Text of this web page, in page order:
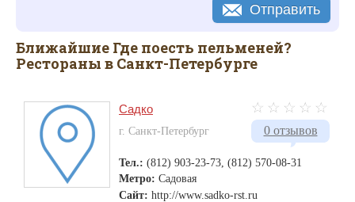
Отправить
Ближайшие Где поесть пельменей?
Рестораны в Санкт-Петербурге
0 отзывов
Садко
г. Санкт-Петербург
Тел.: (812) 903-23-73, (812) 570-08-31
Метро: Садовая
Сайт: http://www.sadko-rst.ru